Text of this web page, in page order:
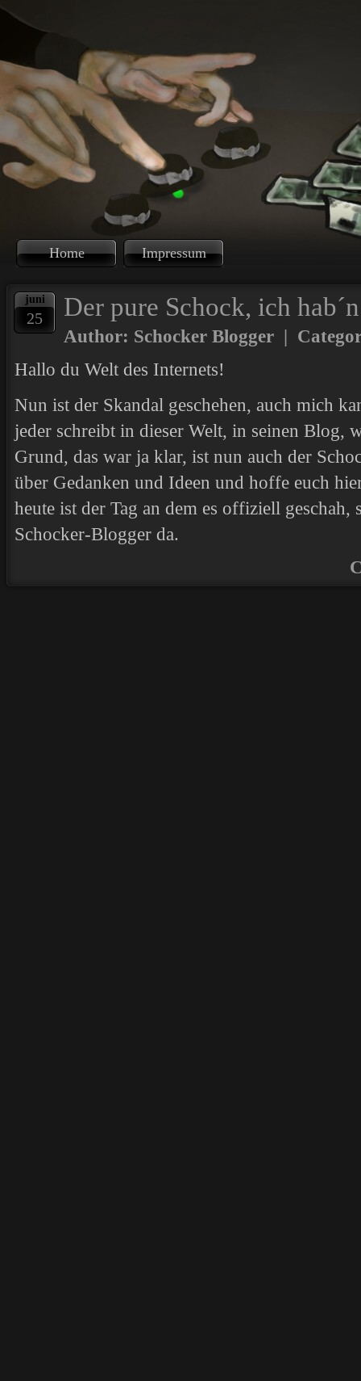
Home Impressum
juni
25 Der pure Schock, ich
Author: Schocker Blogger |
Hallo du Welt des Internets!
Nun ist der Skandal geschehen, auch mich
jeder schreibt in dieser Welt, in seinen Blog,
Grund, das war ja klar, ist nun auch der
über Gedanken und Ideen und hoffe euch
heute ist der Tag an dem es offiziell
Schocker-Blogger da.